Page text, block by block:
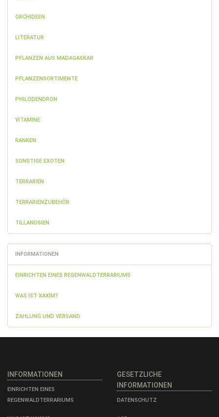
ORCHIDEEN
LITERATUR
PFLANZEN AUS MADAGASKAR
PFLANZENSORTIMENTE
PHILODENDRON
VITAMINE
RANKEN
SONSTIGE EXOTEN
TERRARIEN
TERRARIENZUBEHÖR
TILLANDSIEN
INFORMATIONEN
EINRICHTEN EINES REGENWALDTERRARIUMS
WAS IST XAXIM?
ZAHLUNG UND VERSAND
INFORMATIONEN
EINRICHTEN EINES
REGENWALDTERRARIUMS
GESETZLICHE
INFORMATIONEN
DATENSCHUTZ